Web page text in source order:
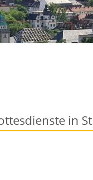
in